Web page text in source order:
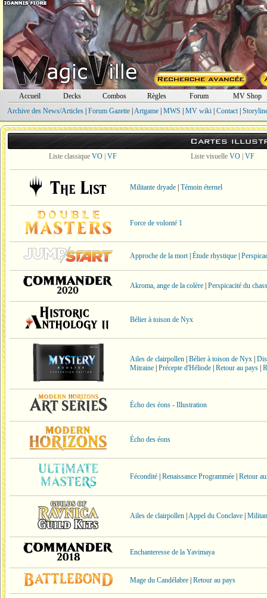
Accueil Decks Combos Règles Forum
MV Shop
Archive des News/Articles| Forum Gazette| Artgame| MWS MV wiki| Contact|
Cartes
Liste classique VO VF Liste visuelle VO| VF
Militante dryade Témoin éternel
Force de volonté 1
Approche de la mort| Étude rhystique
Akroma, ange de la colère Perspicacité du
Bélier à toison de Nyx
Ailes de clairpollen Bélier à toison de Nyx
Mitraine Précepte d'Héliode Retour au pays
Écho des éons - Illustration
Écho des éons
Fécondité Renaissance Programmée Retour
Ailes de clairpollen Appel du Conclave
Enchanteresse de la Yavimaya
Mage du Candélabre Retour au pays